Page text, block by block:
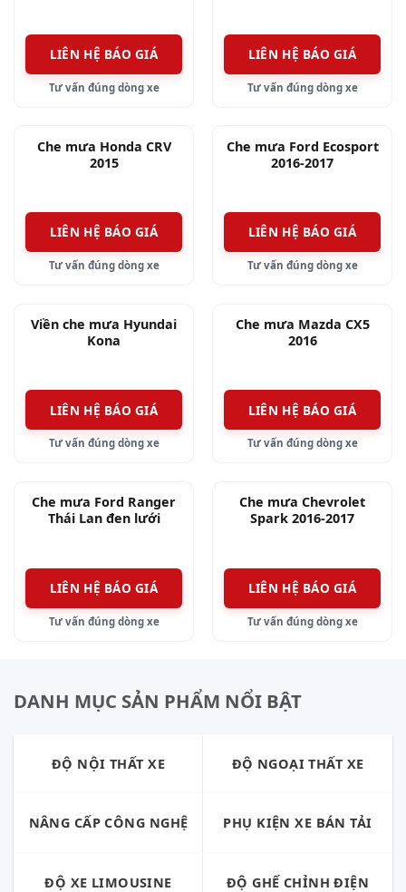
Vè che mưa chén cửa xe Toyota Raize
LIÊN HỆ BÁO GIÁ
Tư vấn đúng dòng xe
LIÊN HỆ BÁO GIÁ
Tư vấn đúng dòng xe
Che mưa Honda CRV
2015
LIÊN HỆ BÁO GIÁ
Tư vấn đúng dòng xe
Che mưa Ford Ecosport
2016-2017
LIÊN HỆ BÁO GIÁ
Tư vấn đúng dòng xe
Viền che mưa Hyundai
Kona
LIÊN HỆ BÁO GIÁ
Tư vấn đúng dòng xe
Che mưa Mazda CX5
2016
LIÊN HỆ BÁO GIÁ
Tư vấn đúng dòng xe
Che mưa Ford Ranger
Thái Lan đen lưới
LIÊN HỆ BÁO GIÁ
Tư vấn đúng dòng xe
Che mưa Chevrolet
Spark 2016-2017
LIÊN HỆ BÁO GIÁ
Tư vấn đúng dòng xe
DANH MỤC SẢN PHẨM NỔI BẬT
ĐỘ NỘI THẤT XE ĐỘ NGOẠI THẤT XE
NÂNG CẤP CÔNG NGHỆ PHỤ KIỆN XE BÁN TẢI
ĐỘ XE LIMOUSINE ĐỘ GHẾ CHỈNH ĐIỆN